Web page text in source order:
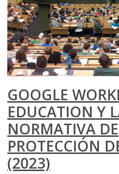
GOOGLE
EDUCATION Y
NORMATIVA DE
PROTECCIÓN
(2023)